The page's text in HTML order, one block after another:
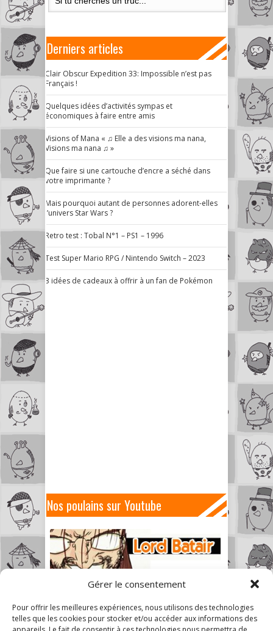
Gérer le consentement
Pour offrir les meilleures expériences, nous utilisons des technologies
telles que les cookies pour stocker et/ou accéder aux informations des
Derniers articles
Clair Obscur Expedition 33: Impossible n’est pas
Français !
Quelques idées d’activités sympas et
économiques à faire entre amis
Visions of Mana « ♫ Elle a des visions ma nana,
Visions ma nana ♫ »
Que faire si une cartouche d’encre a séché dans
votre imprimante ?
Mais pourquoi autant de personnes adorent-elles
l’univers Star Wars ?
Retro test : Tobal N°1 – PS1 – 1996
Test Super Mario RPG / Nintendo Switch – 2023
3 idées de cadeaux à offrir à un fan de Pokémon
Nos poulains sur Youtube